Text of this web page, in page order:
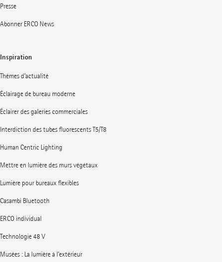
Presse
Abonner ERCO News
Inspiration
Thèmes d’actualité
Éclairage de bureau moderne
Éclairer des galeries commerciales
Interdiction des tubes fluorescents T5/T8
Human Centric Lighting
Mettre en lumière des murs végétaux
Lumière pour bureaux flexibles
Casambi Bluetooth
ERCO individual
Technologie 48 V
Musées : La lumière à l’extérieur